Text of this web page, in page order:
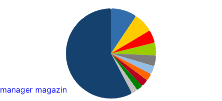
manager magazin